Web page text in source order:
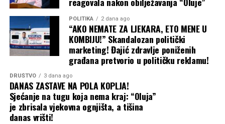
POLITIKA 2 dana ago
“AKO NEMATE ZA LJEKARA, ETO MENE U
KOMBIJU!” Skandalozan politički
marketing! Đajić zdravlje poniženih
građana pretvorio u političku reklamu!
DRUŠTVO 3 dana ago
DANAS ZASTAVE NA POLA KOPLJA!
Sjećanje na tugu koja nema kraj: “Oluja”
je zbrisala vjekovna ognjišta, a tišina
danas vrišti!